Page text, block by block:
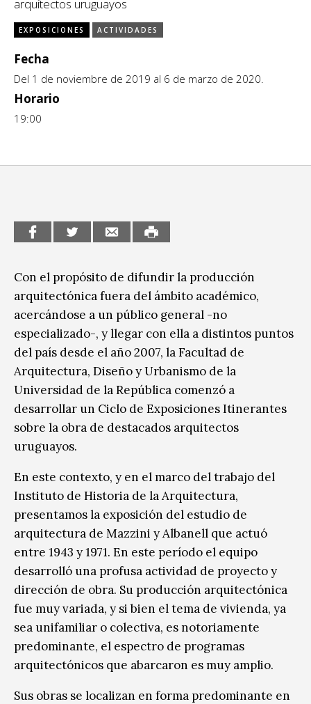
CCE en el interior/libros
Exposiciones
Formación
Género y Diversidad
Infantil y Juvenil
Sin categoría
arquitectos uruguayos
EXPOSICIONES ACTIVIDADES
Fecha
Del 1 de noviembre de 2019 al 6 de marzo de 2020.
Horario
19:00
Con el propósito de difundir la producción
arquitectónica fuera del ámbito académico,
acercándose a un público general -no
especializado-, y llegar con ella a distintos puntos
del país desde el año 2007, la Facultad de
Arquitectura, Diseño y Urbanismo de la
Universidad de la República comenzó a
desarrollar un Ciclo de Exposiciones Itinerantes
sobre la obra de destacados arquitectos
uruguayos.
En este contexto, y en el marco del trabajo del
Instituto de Historia de la Arquitectura,
presentamos la exposición del estudio de
arquitectura de Mazzini y Albanell que actuó
entre 1943 y 1971. En este período el equipo
desarrolló una profusa actividad de proyecto y
dirección de obra. Su producción arquitectónica
fue muy variada, y si bien el tema de vivienda, ya
sea unifamiliar o colectiva, es notoriamente
predominante, el espectro de programas
arquitectónicos que abarcaron es muy amplio.
Sus obras se localizan en forma predominante en